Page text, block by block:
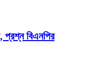
প্রশ্ন বিএনপির